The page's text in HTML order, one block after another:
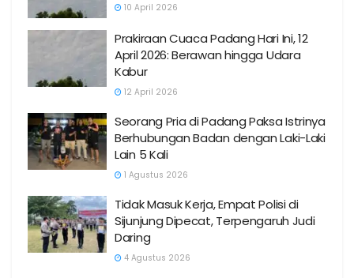
10 April 2026
Prakiraan Cuaca Padang Hari Ini, 12
April 2026: Berawan hingga Udara
Kabur
12 April 2026
Seorang Pria di Padang Paksa Istrinya
Berhubungan Badan dengan Laki-Laki
Lain 5 Kali
1 Agustus 2026
Tidak Masuk Kerja, Empat Polisi di
Sijunjung Dipecat, Terpengaruh Judi
Daring
4 Agustus 2026